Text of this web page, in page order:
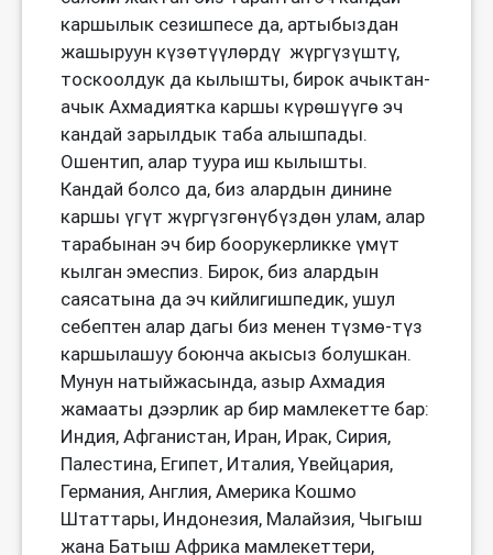
каршылык сезишпесе да, артыбыздан
жашыруун күзөтүүлөрдү жүргүзүштү,
тоскоолдук да кылышты, бирок ачыктан-
ачык Ахмадиятка каршы күрөшүүгө эч
кандай зарылдык таба алышпады.
Ошентип, алар туура иш кылышты.
Кандай болсо да, биз алардын динине
каршы үгүт жүргүзгөнүбүздөн улам, алар
тарабынан эч бир боорукерликке үмүт
кылган эмеспиз. Бирок, биз алардын
саясатына да эч кийлигишпедик, ушул
себептен алар дагы биз менен түзмө-түз
каршылашуу боюнча акысыз болушкан.
Мунун натыйжасында, азыр Ахмадия
жамааты дээрлик ар бир мамлекетте бар:
Индия, Афганистан, Иран, Ирак, Сирия,
Палестина, Египет, Италия, Үвейцария,
Германия, Англия, Америка Кошмо
Штаттары, Индонезия, Малайзия, Чыгыш
жана Батыш Африка мамлекеттери,